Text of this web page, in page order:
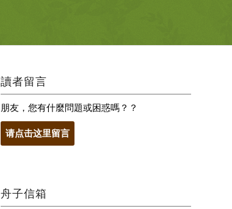
讀者留言
朋友，您有什麼問題或困惑嗎？？
请点击这里留言
舟子信箱